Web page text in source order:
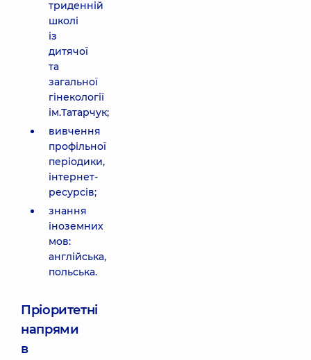
триденній
школі
із
дитячої
та
загальної
гінекології
ім.Татарчук;
вивчення
профільної
періодики,
інтернет-
ресурсів;
знання
іноземних
мов:
англійська,
польська.
Пріоритетні
напрями
в